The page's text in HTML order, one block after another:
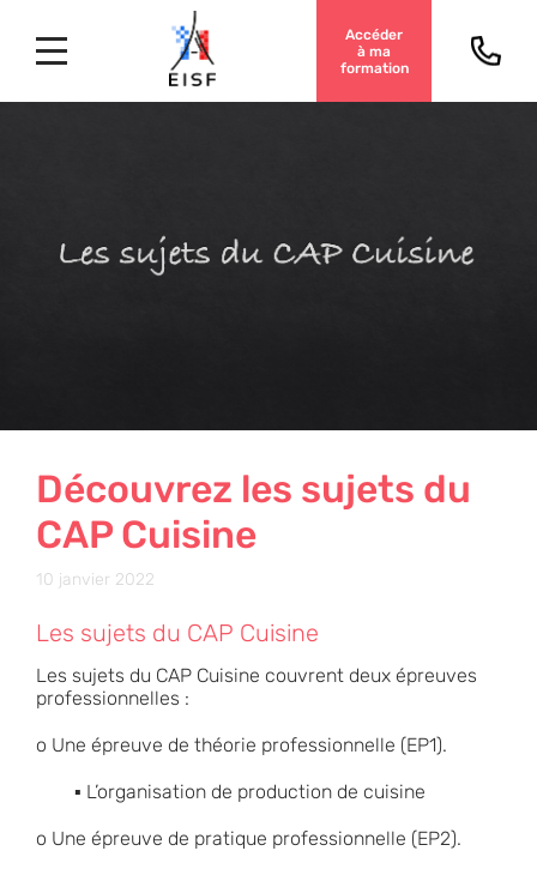
Accéder
à ma
formation
Découvrez les sujets du
CAP Cuisine
10 janvier 2022
Les sujets du CAP Cuisine
Les sujets du CAP Cuisine couvrent deux épreuves
professionnelles :
o Une épreuve de théorie professionnelle (EP1).
▪ L’organisation de production de cuisine
o Une épreuve de pratique professionnelle (EP2).